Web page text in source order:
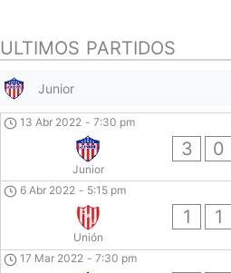
ULTIMOS PARTIDOS
Junior
13 Abr 2022 - 7:30 pm
Junior
3 0
6 Abr 2022 - 5:15 pm
Unión
1 1
17 Mar 2022 - 7:30 pm